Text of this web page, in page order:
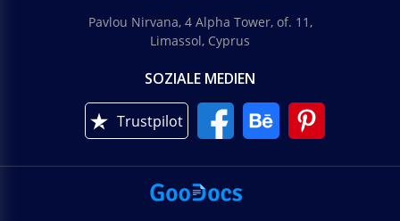
Pavlou Nirvana, 4 Alpha Tower, of. 11,
Limassol, Cyprus
SOZIALE MEDIEN
Trustpilot